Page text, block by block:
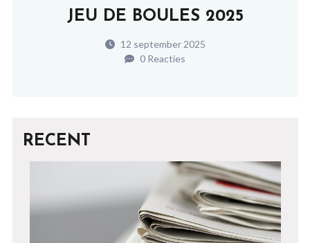
JEU DE BOULES 2025
12 september 2025
0 Reacties
RECENT